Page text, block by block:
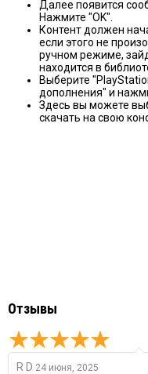
Далее появится
Нажмите "OK".
Контент должен
если этого не
ручном режиме,
находится в
Выберите
дополнения" и
Здесь вы можете
скачать на свою
Отзывы
R D 24 июня, 2025